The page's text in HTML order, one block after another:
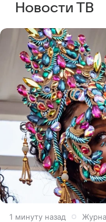
Новости ТВ
1 минуту назад